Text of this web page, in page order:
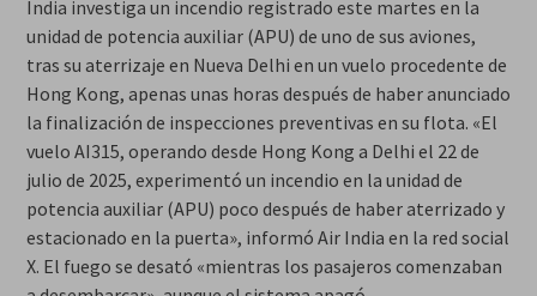
India investiga un incendio registrado este martes en la
unidad de potencia auxiliar (APU) de uno de sus aviones,
tras su aterrizaje en Nueva Delhi en un vuelo procedente de
Hong Kong, apenas unas horas después de haber anunciado
la finalización de inspecciones preventivas en su flota. «El
vuelo AI315, operando desde Hong Kong a Delhi el 22 de
julio de 2025, experimentó un incendio en la unidad de
potencia auxiliar (APU) poco después de haber aterrizado y
estacionado en la puerta», informó Air India en la red social
X. El fuego se desató «mientras los pasajeros comenzaban